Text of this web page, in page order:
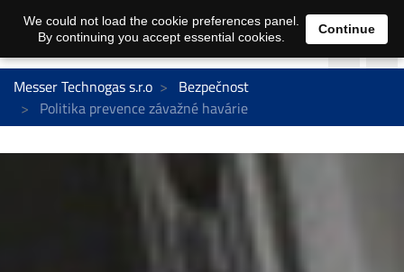
Messer Technogas s.r.o
Bezpečnost
Politika prevence závažné havárie
We could not load the cookie preferences panel.
By continuing you accept essential cookies.
Continue